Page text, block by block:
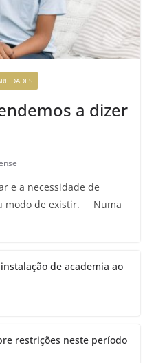
a dizer
e a necessidade de
modo de existir. Numa
de academia ao
restrições neste período